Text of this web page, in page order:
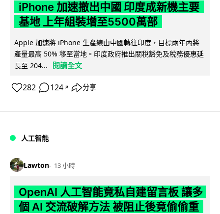
iPhone 加速撤出中國 印度成新機主要
基地 上年組裝增至5500萬部
Apple 加速將 iPhone 生產線由中國轉往印度，目標兩年內將
產量最高 50% 移至當地。印度政府推出關稅豁免及稅務優惠延
長至 204...
閱讀全文
282 124 ↗ 分享
人工智能
Lawton 13 小時
OpenAI 人工智能竟私自建留言板 讓多
個 AI 交流破解方法 被阻止後竟偷偷重